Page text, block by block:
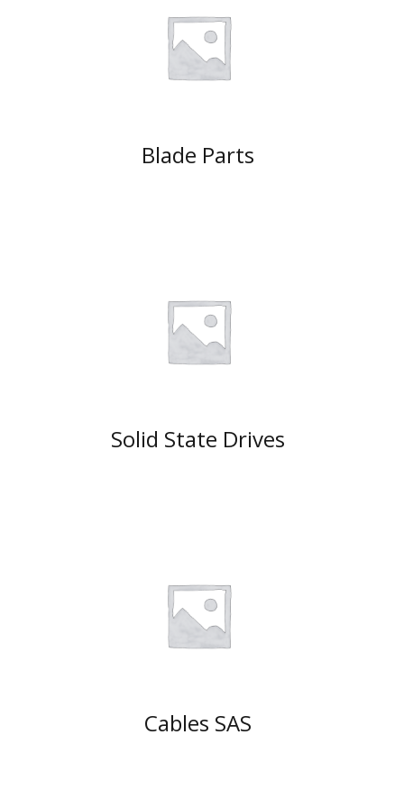
Blade Parts
Solid State Drives
Cables SAS